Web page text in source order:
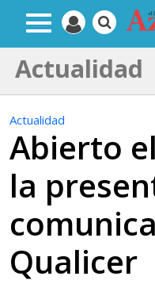
Actualidad
Actualidad
Abierto
la
Qualicer